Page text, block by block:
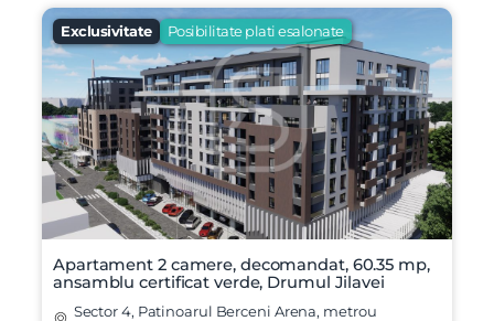
Exclusivitate Posibilitate plati esalonate
Apartament 2 camere, decomandat, 60.35 mp,
ansamblu certificat verde, Drumul Jilavei
Sector 4, Patinoarul Berceni Arena, metrou